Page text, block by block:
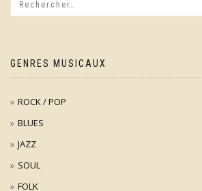
GENRES MUSICAUX
ROCK / POP
BLUES
JAZZ
SOUL
FOLK